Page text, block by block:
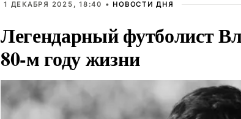
1 ДЕКАБРЯ 2025, 18:40 • НОВОСТИ ДНЯ
Легендарный футболист
80-м году жизни